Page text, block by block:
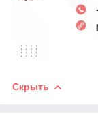
Скрыть